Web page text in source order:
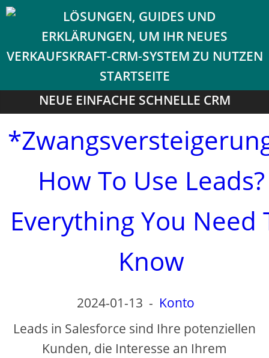
NEUE EINFACHE SCHNELLE CRM
How To Use Leads?
Everything You Need
Know
2024-01-13 - Konto
Leads in Salesforce sind Ihre potenziellen
Kunden, die Interesse an Ihrem